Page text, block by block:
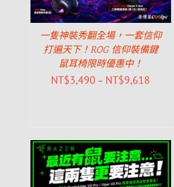
一隻神裝秀翻全場，一套信仰
打遍天下！ROG 信仰裝備鍵
鼠耳椅限時優惠中！
NT$3,490 – NT$9,618